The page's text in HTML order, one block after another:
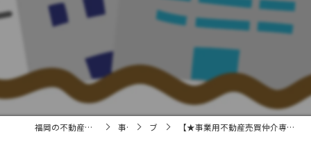
福岡の不動産売買・仲介なら株式会社ランドマーク 事業内容 ブログ 【★事業用不動産売買仲介専門部署より★】福岡市の不動産｜株式会社ランドマーク●耐震基準●